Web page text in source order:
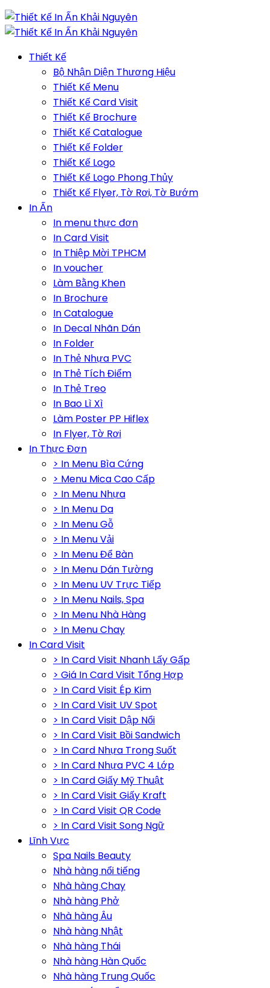
Thiết Kế
Bộ Nhận Diện Thương Hiệu
Thiết Kế Menu
Thiết Kế Card Visit
Thiết Kế Brochure
Thiết Kế Catalogue
Thiết Kế Folder
Thiết Kế Logo
Thiết Kế Logo Phong Thủy
Thiết Kế Flyer, Tờ Rơi, Tờ Bướm
In Ấn
In menu thực đơn
In Card Visit
In Thiệp Mời TPHCM
In voucher
Làm Bằng Khen
In Brochure
In Catalogue
In Decal Nhãn Dán
In Folder
In Thẻ Nhựa PVC
In Thẻ Tích Điểm
In Thẻ Treo
In Bao Lì Xì
Làm Poster PP Hiflex
In Flyer, Tờ Rơi
In Thực Đơn
> In Menu Bìa Cứng
> Menu Mica Cao Cấp
> In Menu Nhựa
> In Menu Da
> In Menu Gỗ
> In Menu Vải
> In Menu Để Bàn
> In Menu Dán Tường
> In Menu UV Trực Tiếp
> In Menu Nails, Spa
> In Menu Nhà Hàng
> In Menu Chay
In Card Visit
> In Card Visit Nhanh Lấy Gấp
> Giá In Card Visit Tổng Hợp
> In Card Visit Ép Kim
> In Card Visit UV Spot
> In Card Visit Dập Nổi
> In Card Visit Bồi Sandwich
> In Card Nhựa Trong Suốt
> In Card Nhựa PVC 4 Lớp
> In Card Giấy Mỹ Thuật
> In Card Visit Giấy Kraft
> In Card Visit QR Code
> In Card Visit Song Ngữ
Lĩnh Vực
Spa Nails Beauty
Nhà hàng nổi tiếng
Nhà hàng Chay
Nhà hàng Phở
Nhà hàng Âu
Nhà hàng Nhật
Nhà hàng Thái
Nhà hàng Hàn Quốc
Nhà hàng Trung Quốc